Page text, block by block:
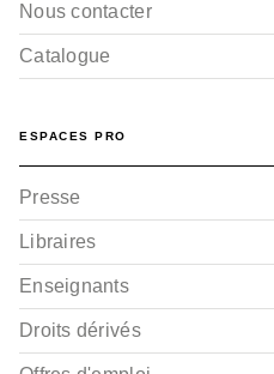
Nous contacter
Catalogue
ESPACES PRO
Presse
Libraires
Enseignants
Droits dérivés